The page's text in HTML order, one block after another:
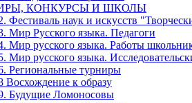
КОНКУРСЫ И ШКОЛЫ
Фестиваль наук и искусств
Мир Русского языка. Педагоги
Мир русского языка. Работы
Мир русского языка.
Региональные турниры
Восхождение к образу
Будущие Ломоносовы